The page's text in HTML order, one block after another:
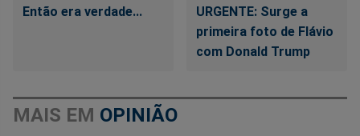
Então era verdade...
URGENTE: Surge a
primeira foto de Flávio
com Donald Trump
MAIS EM OPINIÃO